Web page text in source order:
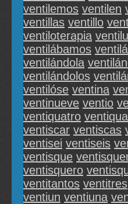
ventilemos ventilen
ventillas ventillo
ventiloterapia
ventilábamos
ventilándola
ventilándolos
ventilóse ventina
ventinueve ventio
ventiquatro
ventiscar ventiscas
ventisei ventiseis
ventisque
ventisquero
ventitantos ventitres
ventiun ventiuna